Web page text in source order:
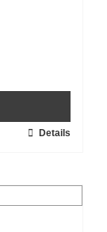
Details